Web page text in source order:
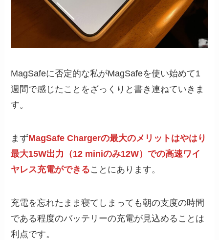
MagSafeに否定的な私がMagSafeを使い始めて1
週間で感じたことをざっくりと書き連ねていきま
す。
まずMagSafe Chargerの最大のメリットはやはり
最大15W出力（12 miniのみ12W）での高速ワイ
ヤレス充電ができることにあります。
充電を忘れたまま寝てしまっても朝の支度の時間
である程度のバッテリーの充電が見込めることは
利点です。